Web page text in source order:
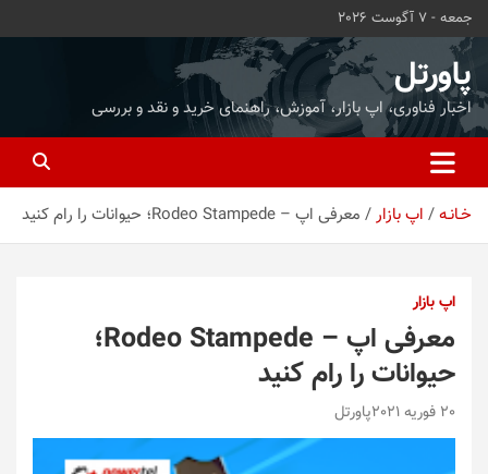
محتوا
بروید
جمعه - 7 آگوست 2026
پاورتل
اخبار فناوری، اپ بازار، آموزش، راهنمای خرید و نقد و بررسی
خـانـه اپ بازار معرفی اپ – Rodeo Stampede؛ حیوانات را رام کنید
اپ بازار
معرفی اپ – Rodeo Stampede؛
حیوانات را رام کنید
20 فوریه 2021 پاورتل